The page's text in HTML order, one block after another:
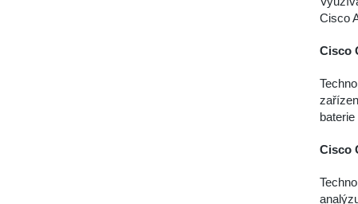
Cisco
Cisco
Cisco